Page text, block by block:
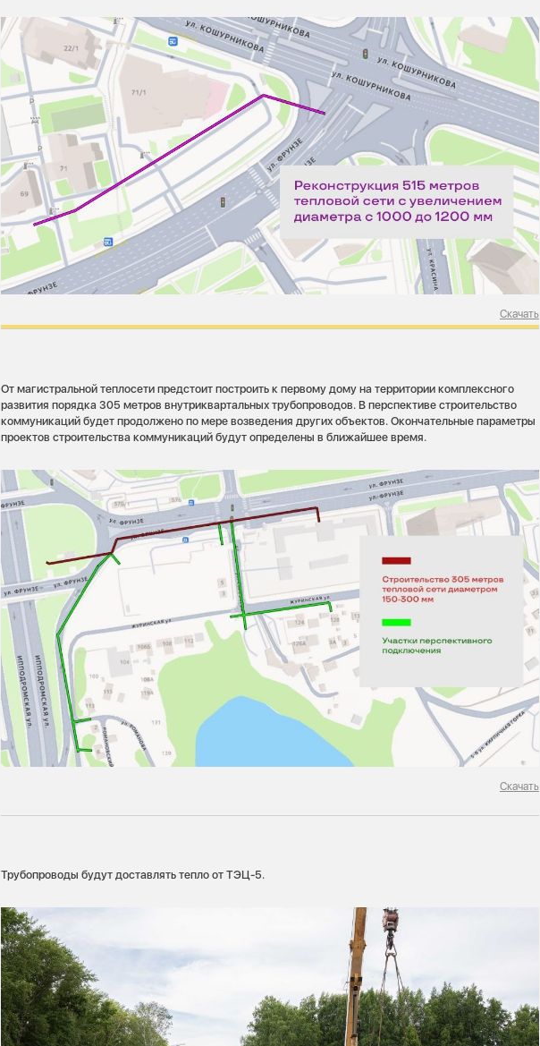
Скачать
От магистральной теплосети предстоит построить к первому дому на территории комплексного
развития порядка 305 метров внутриквартальных трубопроводов. В перспективе строительство
коммуникаций будет продолжено по мере возведения других объектов. Окончательные параметры
проектов строительства коммуникаций будут определены в ближайшее время.
Скачать
Трубопроводы будут доставлять тепло от ТЭЦ-5.